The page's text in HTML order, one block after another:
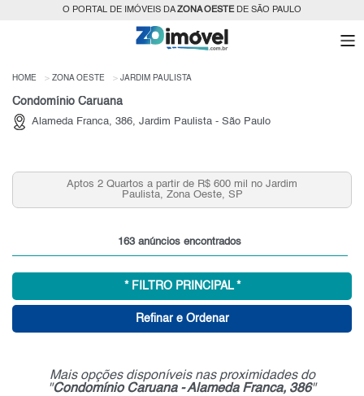
O PORTAL DE IMÓVEIS DAZONA OESTEDE SÃO PAULO
HOME ZONA OESTE JARDIM PAULISTA
Condomínio Caruana
Alameda Franca, 386, Jardim Paulista - São Paulo
partir de R$ 600 mil no Jardim
Apartamentos a partir de
163 anúncios encontrados
* FILTRO PRINCIPAL *
Refinar e Ordenar
Mais opções disponíveis nas proximidades do
"Condomínio Caruana - Alameda Franca, 386"